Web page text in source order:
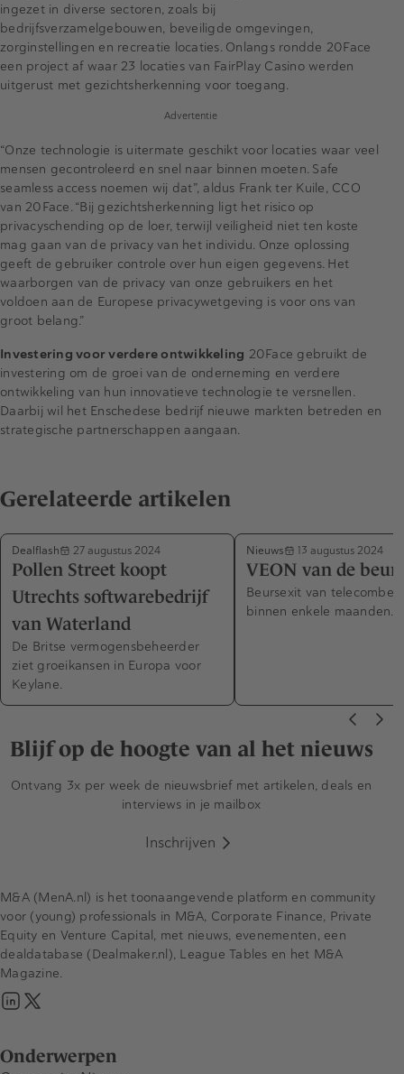
ingezet in diverse sectoren, zoals bij
bedrijfsverzamelgebouwen, beveiligde omgevingen,
zorginstellingen en recreatie locaties. Onlangs rondde 20Face
een project af waar 23 locaties van FairPlay Casino werden
uitgerust met gezichtsherkenning voor toegang.
Advertentie
“Onze technologie is uitermate geschikt voor locaties waar veel
mensen gecontroleerd en snel naar binnen moeten. Safe
seamless access noemen wij dat”, aldus Frank ter Kuile, CCO
van 20Face. “Bij gezichtsherkenning ligt het risico op
privacyschending op de loer, terwijl veiligheid niet ten koste
mag gaan van de privacy van het individu. Onze oplossing
geeft de gebruiker controle over hun eigen gegevens. Het
waarborgen van de privacy van onze gebruikers en het
voldoen aan de Europese privacywetgeving is voor ons van
groot belang.”
Investering voor verdere ontwikkeling 20Face gebruikt de
investering om de groei van de onderneming en verdere
ontwikkeling van hun innovatieve technologie te versnellen.
Daarbij wil het Enschedese bedrijf nieuwe markten betreden en
strategische partnerschappen aangaan.
Gerelateerde artikelen
Dealflash 27 augustus 2024
Pollen Street koopt
Utrechts softwarebedrijf
van Waterland
De Britse vermogensbeheerder
ziet groeikansen in Europa voor
Keylane.
Nieuws 13 augustus 2024
VEON van de beurs
Beursexit van
binnen enkele maanden.
Blijf op de hoogte van al het nieuws
Ontvang 3x per week de nieuwsbrief met artikelen, deals en
interviews in je mailbox
Inschrijven
Onderwerpen
M&A (MenA.nl) is het toonaangevende platform en community
voor (young) professionals in M&A, Corporate Finance, Private
Equity en Venture Capital, met nieuws, evenementen, een
dealdatabase (Dealmaker.nl), League Tables en het M&A
Magazine.